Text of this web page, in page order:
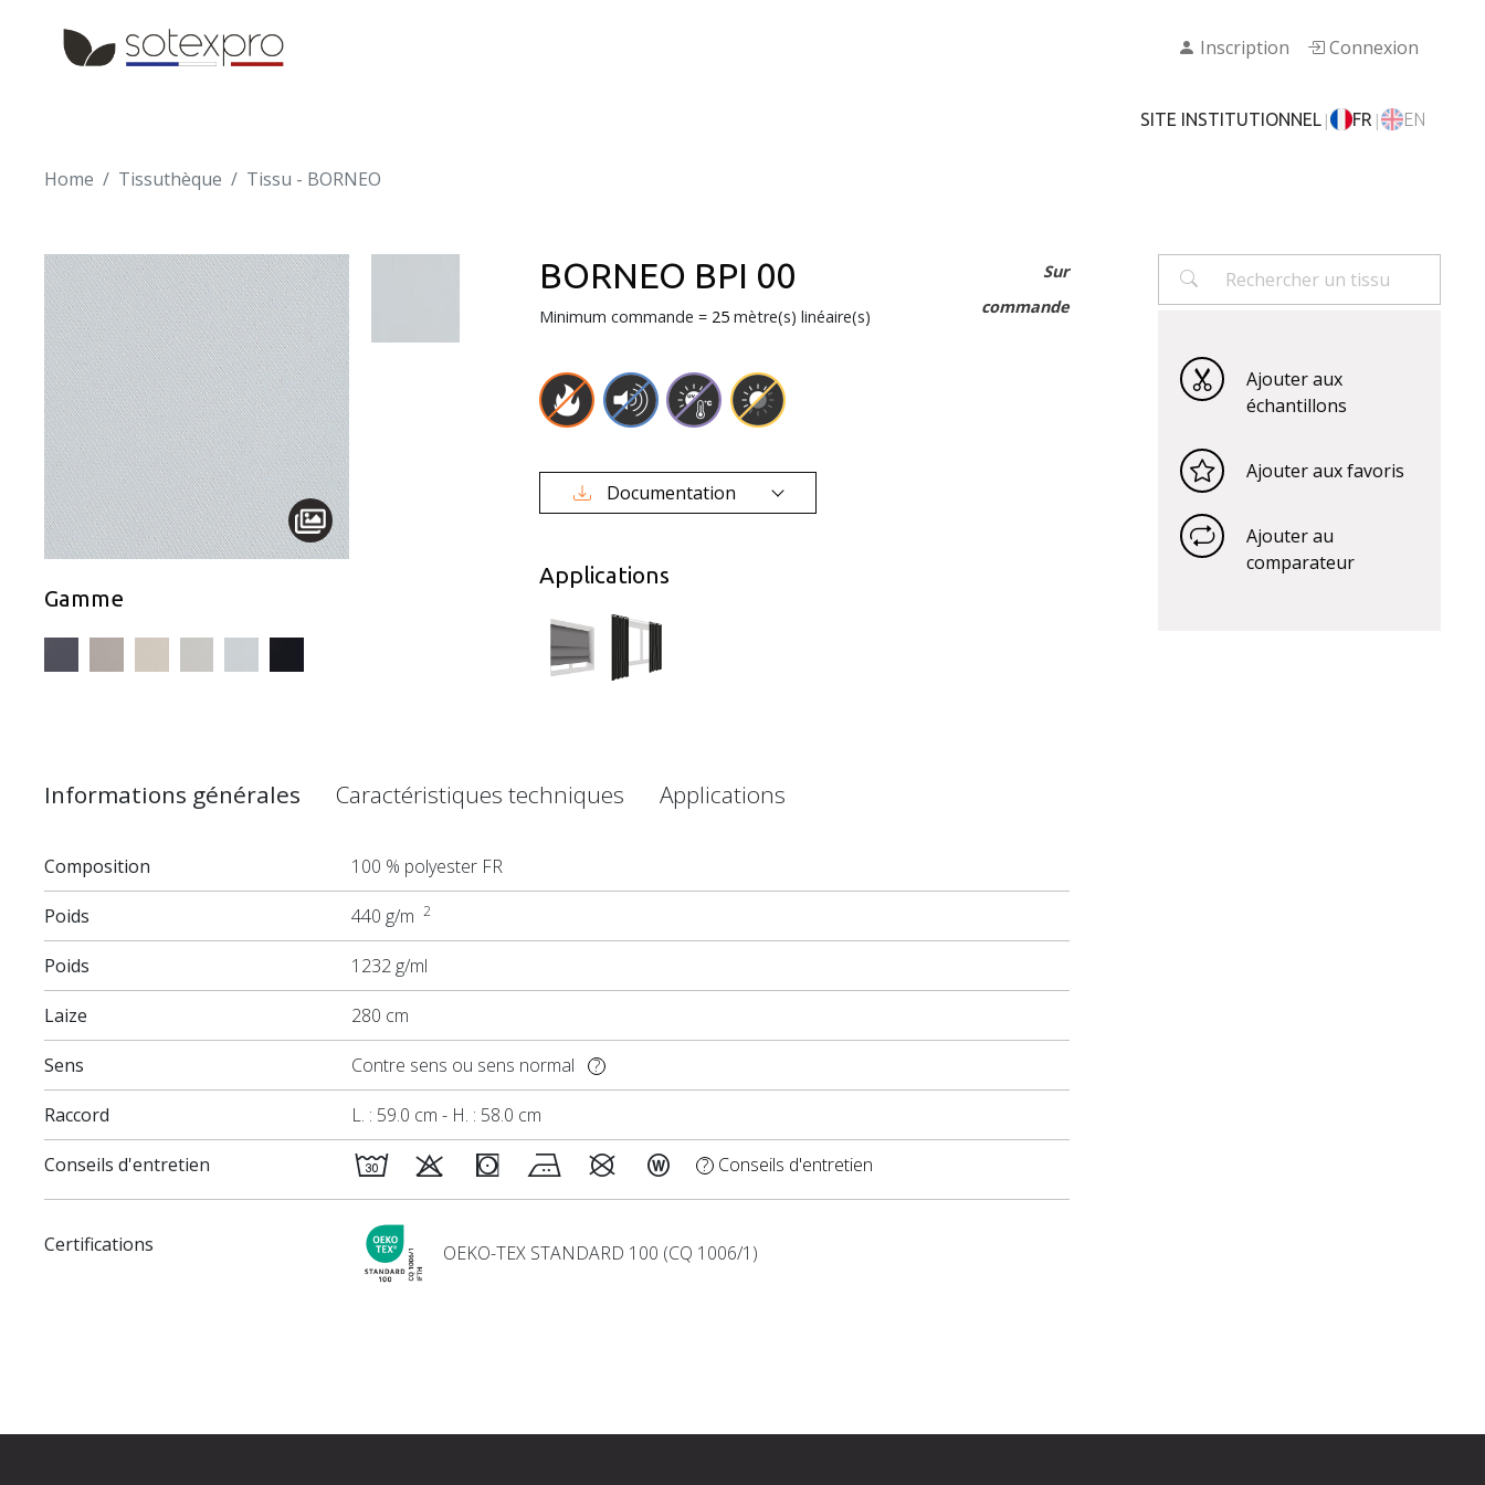
Skip to main content
Inscription
Connexion
SITE INSTITUTIONNEL | FR | EN
Home Tissuthèque Tissu - BORNEO
Gamme
BORNEO BPI 00
Minimum commande = 25 mètre(s) linéaire(s)
Sur
commande
Documentation
Applications
Ajouter aux
échantillons
Ajouter aux favoris
Ajouter au
comparateur
Informations générales Caractéristiques techniques Applications
Composition 100 % polyester FR
Poids 440 g/m 2
Poids 1232 g/ml
Laize 280 cm
Sens Contre sens ou sens normal ?
Raccord L. : 59.0 cm - H. : 58.0 cm
Conseils d'entretien ? Conseils d'entretien
Certifications OEKO-TEX STANDARD 100 (CQ 1006/1)